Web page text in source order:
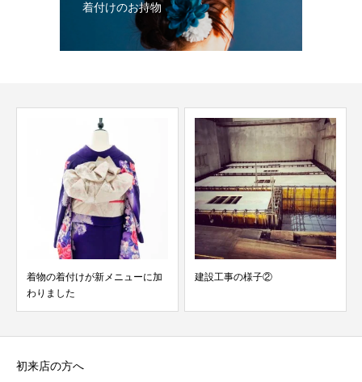
着付けのお持物
着物の着付けが新メニューに加
わりました
建設工事の様子②
初来店の方へ